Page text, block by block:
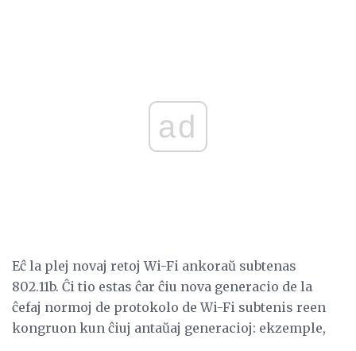
ad
Eĉ la plej novaj retoj Wi-Fi ankoraŭ subtenas
802.11b. Ĉi tio estas ĉar ĉiu nova generacio de la
ĉefaj normoj de protokolo de Wi-Fi subtenis reen
kongruon kun ĉiuj antaŭaj generacioj: ekzemple,